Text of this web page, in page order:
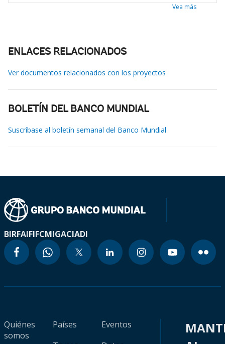
Vea más
ENLACES RELACIONADOS
Ver documentos relacionados con los proyectos
BOLETÍN DEL BANCO MUNDIAL
Suscríbase al boletín semanal del Banco Mundial
BIRFAIFIFCMIGACIADI
Quiénes
somos
Países
Eventos